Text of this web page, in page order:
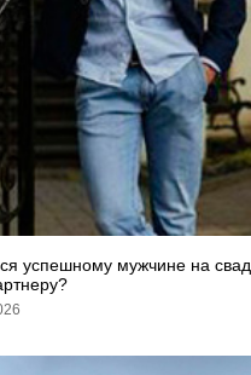
успешному мужчине на